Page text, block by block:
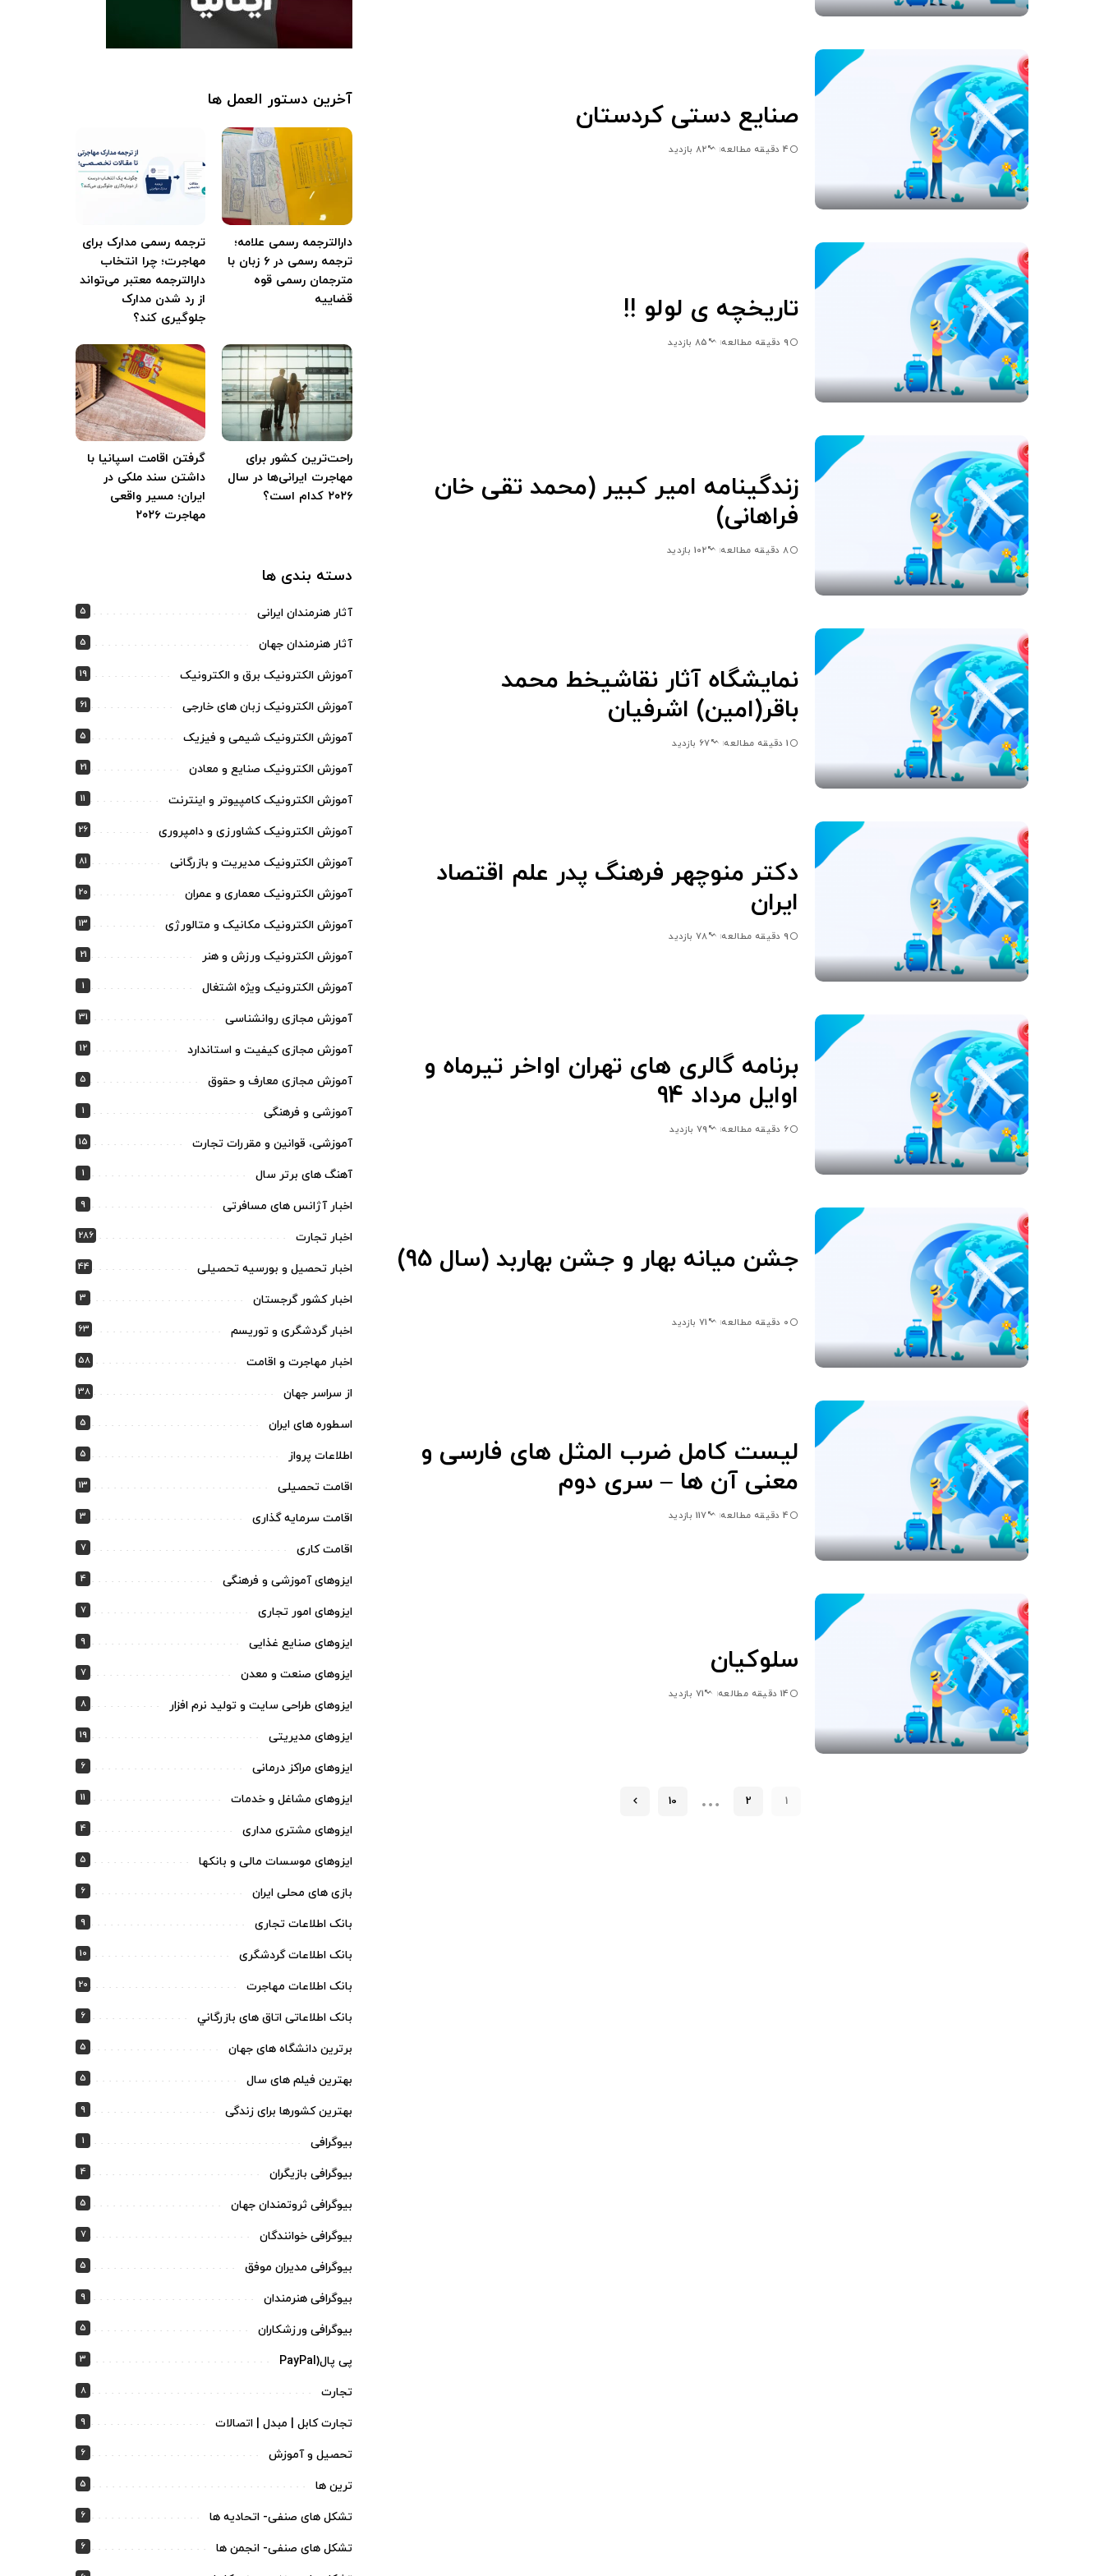
صنایع دستی کردستان
4 دقیقه مطالعه 82 بازدید
تاریخچه ی لولو !!
9 دقیقه مطالعه 85 بازدید
زندگینامه امیر کبیر (محمد تقی خان
فراهانی)
8 دقیقه مطالعه 102 بازدید
نمایشگاه آثار نقاشیخط محمد
باقر(امین) اشرفیان
1 دقیقه مطالعه 67 بازدید
دكتر منوچهر فرهنگ پدر علم اقتصاد
ايران
9 دقیقه مطالعه 78 بازدید
برنامه گالری های تهران اواخر تیرماه و
اوایل مرداد 94
6 دقیقه مطالعه 79 بازدید
جشن میانه بهار و جشن بهاربد (سال 95)
0 دقیقه مطالعه 71 بازدید
لیست کامل ضرب المثل های فارسی و
معنی آن ها – سری دوم
4 دقیقه مطالعه 117 بازدید
سلوکیان
14 دقیقه مطالعه 71 بازدید
1
2
…
10
آخرین دستور العمل ها
دارالترجمه رسمی علامه؛
ترجمه رسمی در ۶ زبان با
مترجمان رسمی قوه
قضاییه
ترجمه رسمی مدارک برای
مهاجرت؛ چرا انتخاب
دارالترجمه معتبر می‌تواند
از رد شدن مدارک
جلوگیری کند؟
راحت‌ترین کشور برای
مهاجرت ایرانی‌ها در سال
۲۰۲۶ کدام است؟
گرفتن اقامت اسپانیا با
داشتن سند ملکی در
ایران؛ مسیر واقعی
مهاجرت ۲۰۲۶
دسته بندی ها
آثار هنرمندان ایرانی 5
آثار هنرمندان جهان 5
آموزش الکترونیک برق و الکترونیک 19
آموزش الکترونیک زبان های خارجی 61
آموزش الکترونیک شیمی و فیزیک 5
آموزش الکترونیک صنایع و معادن 21
آموزش الکترونیک کامپیوتر و اینترنت 11
آموزش الکترونیک کشاورزی و دامپروری 26
آموزش الکترونیک مدیریت و بازرگانی 81
آموزش الکترونیک معماری و عمران 20
آموزش الکترونیک مکانیک و متالورژی 13
آموزش الکترونیک ورزش و هنر 21
آموزش الکترونیک ویژه اشتغال 1
آموزش مجازی روانشناسی 31
آموزش مجازی کیفیت و استاندارد 12
آموزش مجازی معارف و حقوق 5
آموزشی و فرهنگی 1
آموزشی، قوانین و مقررات تجارت 15
آهنگ های برتر سال 1
اخبار آژانس های مسافرتی 9
اخبار تجارت 286
اخبار تحصیل و بورسیه تحصیلی 44
اخبار کشور گرجستان 3
اخبار گردشگری و توریسم 63
اخبار مهاجرت و اقامت 58
از سراسر جهان 38
اسطوره های ایران 5
اطلاعات پرواز 5
اقامت تحصیلی 13
اقامت سرمایه گذاری 3
اقامت کاری 7
ایزوهای آموزشی و فرهنگی 4
ایزوهای امور تجاری 7
ایزوهای صنایع غذایی 9
ایزوهای صنعت و معدن 7
ایزوهای طراحی سایت و تولید نرم افزار 8
ایزوهای مدیریتی 19
ایزوهای مراکز درمانی 6
ایزوهای مشاغل و خدمات 11
ایزوهای مشتری مداری 4
ایزوهای موسسات مالی و بانکها 5
بازی های محلی ایران 6
بانک اطلاعات تجاری 9
بانک اطلاعات گردشگری 10
بانک اطلاعات مهاجرت 20
بانک اطلاعاتی اتاق های بازرگاني 6
برترین دانشگاه های جهان 5
بهترین فیلم های سال 5
بهترین کشورها برای زندگی 9
بیوگرافی 1
بیوگرافی بازیگران 4
بیوگرافی ثروتمندان جهان 5
بیوگرافی خوانندگان 7
بیوگرافی مدیران موفق 5
بیوگرافی هنرمندان 9
بیوگرافی ورزشکاران 5
پی پال(PayPal 3
تجارت 8
تجارت کابل | مبدل | اتصالات 9
تحصیل و آموزش 6
ترین ها 5
تشکل های صنفی- اتحادیه ها 6
تشکل های صنفی- انجمن ها 6